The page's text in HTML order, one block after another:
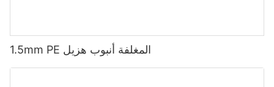
1.5mm PE المغلفة أنبوب هزيل